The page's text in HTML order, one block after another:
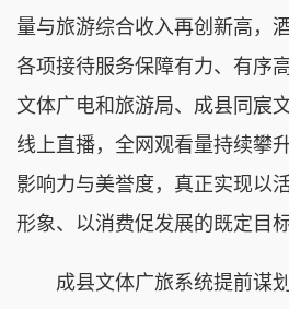
量与旅游综合收入再创新高，
各项接待服务保障有力、有序
文体广电和旅游局、成县同宸
线上直播，全网观看量持续攀
影响力与美誉度，真正实现以
形象、以消费促发展的既定目标
成县文体广旅系统提前谋划